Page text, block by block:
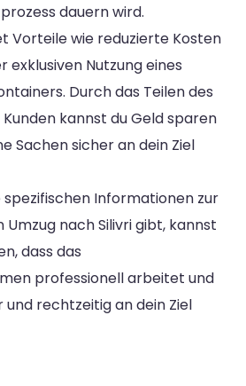
dauern wird.
Vorteile wie reduzierte Kosten
exklusiven Nutzung eines
Durch das Teilen des
kannst du Geld sparen
Sachen sicher an dein Ziel
spezifischen Informationen zur
Umzug nach Silivri gibt, kannst
dass das
professionell arbeitet und
und rechtzeitig an dein Ziel